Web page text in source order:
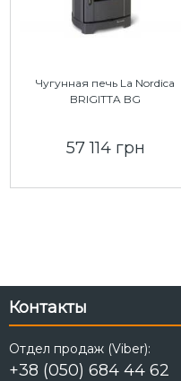
Чугунная печь La Nordica
BRIGITTA BG
57 114 грн
Контакты
Отдел продаж (Viber):
+38 (050) 684 44 62